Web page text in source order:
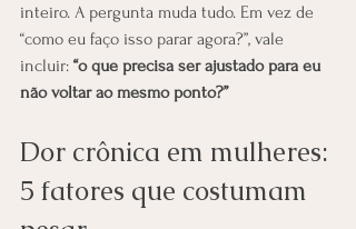
inteiro. A pergunta muda tudo. Em vez de
“como eu faço isso parar agora?”, vale
incluir: “o que precisa ser ajustado para eu
não voltar ao mesmo ponto?”
Dor crônica em mulheres:
5 fatores que costumam